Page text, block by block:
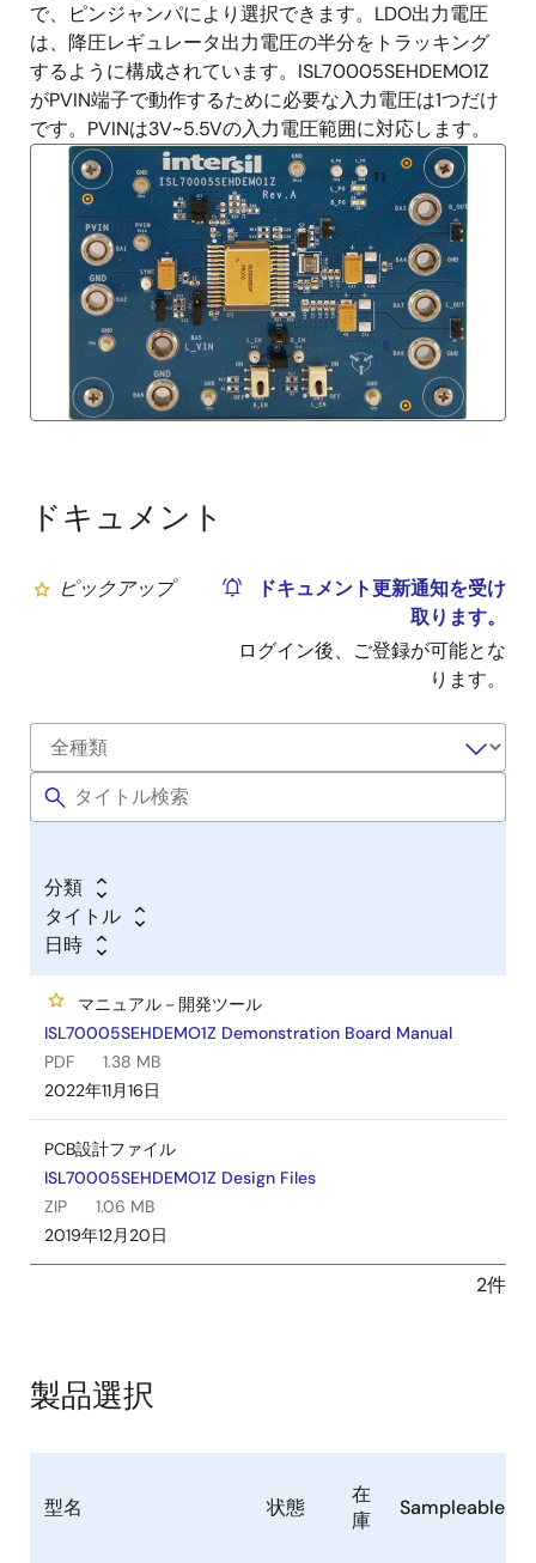
で、ピンジャンパにより選択できます。LDO出力電圧
は、降圧レギュレータ出力電圧の半分をトラッキング
するように構成されています。ISL70005SEHDEMO1Z
がPVIN端子で動作するために必要な入力電圧は1つだけ
です。PVINは3V~5.5Vの入力電圧範囲に対応します。
ドキュメント
ピックアップ
ドキュメント更新通知を受け
取ります。
ログイン後、ご登録が可能とな
ります。
分類
タイトル
日時
マニュアル－開発ツール
ISL70005SEHDEMO1Z Demonstration Board Manual
PDF
1.38 MB
2022年11月16日
PCB設計ファイル
ISL70005SEHDEMO1Z Design Files
ZIP
1.06 MB
2019年12月20日
2件
製品選択
型名 状態
在
庫
Sampleable